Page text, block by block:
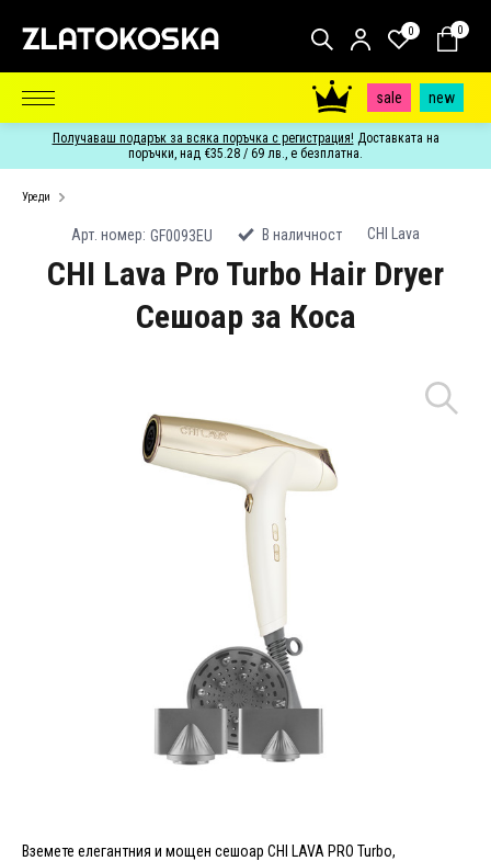
sale new
0 0
Получаваш подарък за всяка поръчка с регистрация! Доставката на
поръчки, над €35.28 / 69 лв., е безплатна.
Уреди
Арт. номер: GF0093EU В наличност CHI Lava
CHI Lava Pro Turbo Hair Dryer
Сешоар за Коса
Вземете елегантния и мощен сешоар CHI LAVA PRO Turbo,